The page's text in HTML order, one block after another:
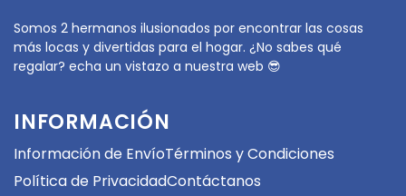
Somos 2 hermanos ilusionados por encontrar las cosas
más locas y divertidas para el hogar. ¿No sabes qué
regalar? echa un vistazo a nuestra web 😎
INFORMACIÓN
Información de EnvíoTérminos y Condiciones
Política de PrivacidadContáctanos